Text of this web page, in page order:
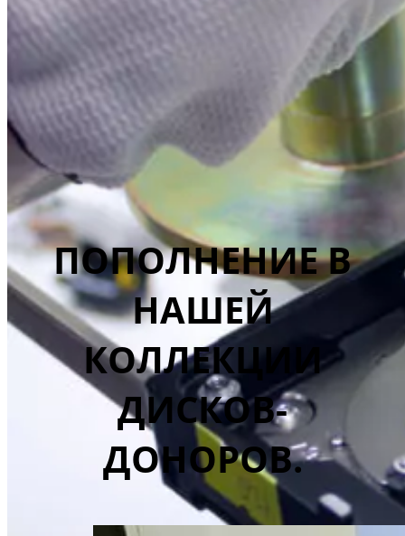
ПОПОЛНЕНИЕ В
НАШЕЙ
КОЛЛЕКЦИИ
ДИСКОВ-
ДОНОРОВ.